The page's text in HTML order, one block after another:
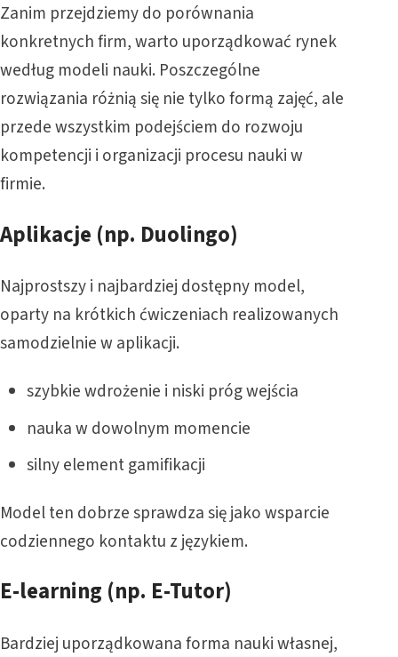
Zanim przejdziemy do porównania
konkretnych firm, warto uporządkować rynek
według modeli nauki. Poszczególne
rozwiązania różnią się nie tylko formą zajęć, ale
przede wszystkim podejściem do rozwoju
kompetencji i organizacji procesu nauki w
firmie.
Aplikacje (np. Duolingo)
Najprostszy i najbardziej dostępny model,
oparty na krótkich ćwiczeniach realizowanych
samodzielnie w aplikacji.
szybkie wdrożenie i niski próg wejścia
nauka w dowolnym momencie
silny element gamifikacji
Model ten dobrze sprawdza się jako wsparcie
codziennego kontaktu z językiem.
E-learning (np. E-Tutor)
Bardziej uporządkowana forma nauki własnej,